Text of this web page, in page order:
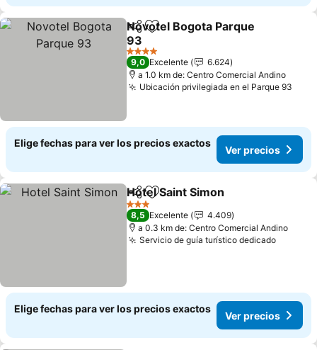
CompartirAgregar a favoritos
Novotel Bogota Parque
93
Ver precios
4 Estrellas
9,0 Excelente
6.624
a 1.0 km de: Centro Comercial Andino
Ubicación privilegiada en el Parque 93
Elige fechas para ver los precios exactos
Ver precios
CompartirAgregar a favoritos
Hotel Saint Simon
3 Estrellas
8,5 Excelente
4.409
a 0.3 km de: Centro Comercial Andino
Servicio de guía turístico dedicadoVer
Elige fechas para ver los precios exactos
Ver precios